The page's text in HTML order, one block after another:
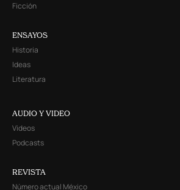
Ficción
ENSAYOS
Historia
Ideas
Literatura
AUDIO Y VIDEO
Videos
Podcasts
REVISTA
Número actual México